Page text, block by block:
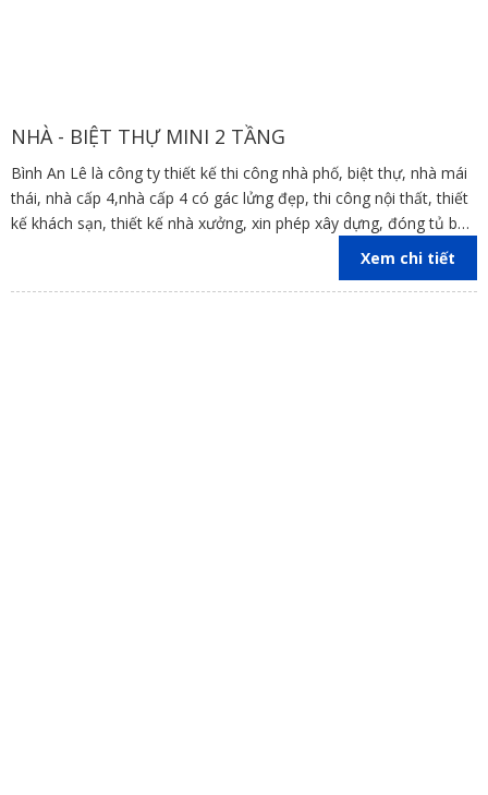
NHÀ - BIỆT THỰ MINI 2 TẦNG
Bình An Lê là công ty thiết kế thi công nhà phố, biệt thự, nhà mái
thái, nhà cấp 4,nhà cấp 4 có gác lửng đẹp, thi công nội thất, thiết
kế khách sạn, thiết kế nhà xưởng, xin phép xây dựng, đóng tủ bếp
trên địa bàn các tỉnh Đồng Nai, Bình Dương, TP Hồ Chí Minh,
Xem chi tiết